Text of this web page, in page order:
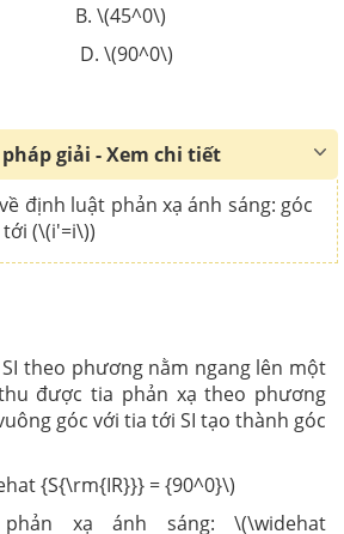
B. \(45^0\)
\(90^0\)
giải - Xem chi tiết
định luật phản xạ ánh sáng: góc
(\(i'=i\))
theo phương nằm ngang lên một
được tia phản xạ theo phương
góc với tia tới SI tạo thành góc
{S{\rm{IR}}} = {90^0}\)
xạ ánh sáng: \(\widehat